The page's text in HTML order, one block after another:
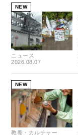
NEW
ニュース
2026.08.07
NEW
教養・カルチャー